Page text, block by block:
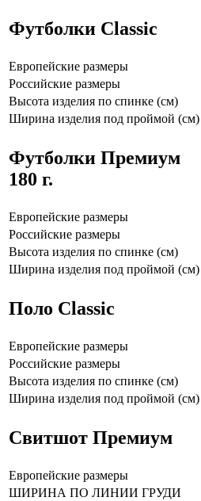
Футболки Classic
Европейские размеры
Российские размеры
Высота изделия по спинке (см)
Ширина изделия под проймой (см)
Футболки Премиум
180 г.
Европейские размеры
Российские размеры
Высота изделия по спинке (см)
Ширина изделия под проймой (см)
Поло Classic
Европейские размеры
Российские размеры
Высота изделия по спинке (см)
Ширина изделия под проймой (см)
Свитшот Премиум
Европейские размеры
ШИРИНА ПО ЛИНИИ ГРУДИ